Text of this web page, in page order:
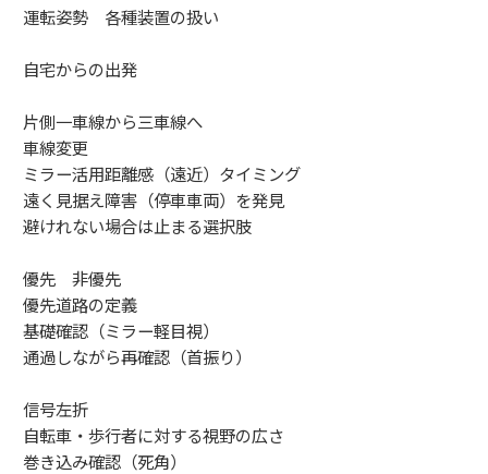
運転姿勢 各種装置の扱い
自宅からの出発
片側一車線から三車線へ
車線変更
ミラー活用距離感（遠近）タイミング
遠く見据え障害（停車車両）を発見
避けれない場合は止まる選択肢
優先 非優先
優先道路の定義
基礎確認（ミラー軽目視）
通過しながら再確認（首振り）
信号左折
自転車・歩行者に対する視野の広さ
巻き込み確認（死角）